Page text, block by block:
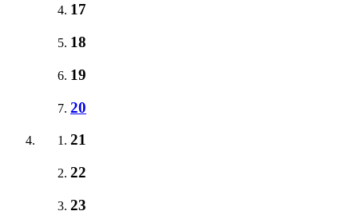
17
18
19
20
21
22
23